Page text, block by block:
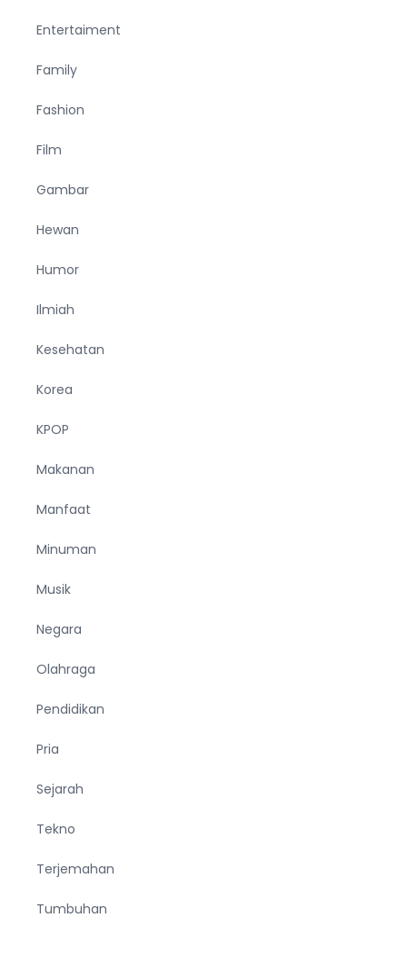
Entertaiment
Family
Fashion
Film
Gambar
Hewan
Humor
Ilmiah
Kesehatan
Korea
KPOP
Makanan
Manfaat
Minuman
Musik
Negara
Olahraga
Pendidikan
Pria
Sejarah
Tekno
Terjemahan
Tumbuhan